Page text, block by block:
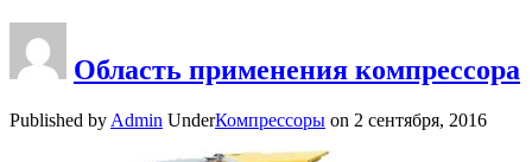
Область применения компрессора
Published by Admin UnderКомпрессоры on 2 сентября, 2016